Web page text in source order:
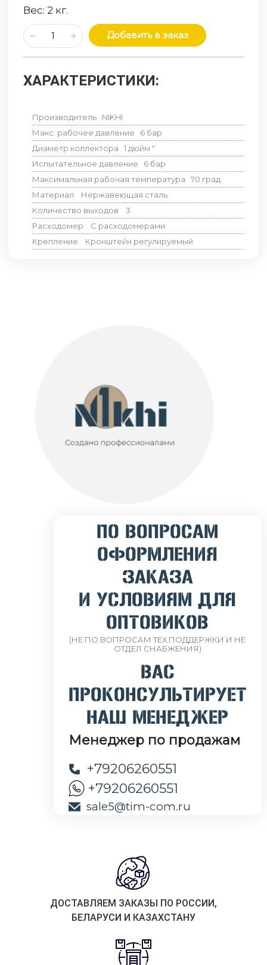
Вес: 2 кг.
Добавить в заказ
ХАРАКТЕРИСТИКИ:
Производитель
NIKHI
Макс. рабочее давление
6 бар
Диаметр коллектора
1 дюйм "
Испытательное давление
6 бар
Максимальная рабочая температура
70 град
Материал
Нержавеющая сталь
Количество выходов
3
Расходомер
С расходомерами
Крепление
Кронштейн регулируемый
ПО ВОПРОСАМ
ОФОРМЛЕНИЯ
ЗАКАЗА
И УСЛОВИЯМ ДЛЯ
ОПТОВИКОВ
(НЕ ПО ВОПРОСАМ ТЕХ.ПОДДЕРЖКИ И НЕ
ОТДЕЛ СНАБЖЕНИЯ)
ВАС
ПРОКОНСУЛЬТИРУЕТ
НАШ МЕНЕДЖЕР
Менеджер по продажам
+79206260551
+79206260551
sale5@tim-com.ru
ДОСТАВЛЯЕМ ЗАКАЗЫ ПО РОССИИ,
БЕЛАРУСИ И КАЗАХСТАНУ